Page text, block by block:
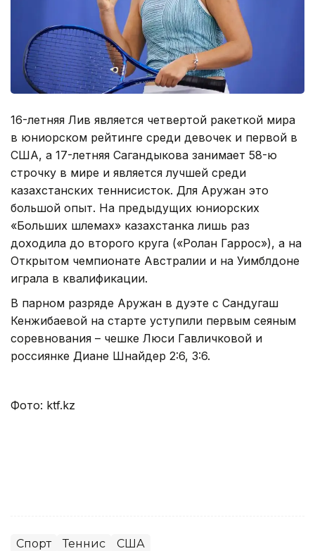
16-летняя Лив является четвертой ракеткой мира
в юниорском рейтинге среди девочек и первой в
США, а 17-летняя Сагандыкова занимает 58-ю
строчку в мире и является лучшей среди
казахстанских теннисисток. Для Аружан это
большой опыт. На предыдущих юниорских
«Больших шлемах» казахстанка лишь раз
доходила до второго круга («Ролан Гаррос»), а на
Открытом чемпионате Австралии и на Уимблдоне
играла в квалификации.
В парном разряде Аружан в дуэте с Сандугаш
Кенжибаевой на старте уступили первым сеяным
соревнования – чешке Люси Гавличковой и
россиянке Диане Шнайдер 2:6, 3:6.
Фото: ktf.kz
Спорт Теннис США